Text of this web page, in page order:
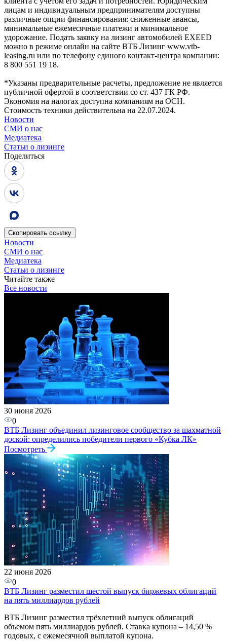
лицам и индивидуальным предпринимателям доступны
различные опции финансирования: сниженные авансы,
минимальные ежемесячные платежи и минимальное
удорожание. Подать заявку на лизинг автомобилей EXEED
можно в режиме онлайн на сайте ВТБ Лизинг www.vtb-
leasing.ru или по телефону единого контакт-центра компании:
8 800 551 19 18.
*Указаны предварительные расчеты, предложение не является
публичной офертой в соответствии со ст. 437 ГК РФ.
Экономия на налогах доступна компаниям на ОСН.
Стоимость техники действительна на 22.07.2024.
Новости
СМИ о нас
Медиатека
Статьи о лизинге
Поделиться
Скопировать ссылку
Новости
СМИ о нас
Медиатека
Статьи о лизинге
Читайте также
Все новости
30 июня 2026
0
ВТБ Лизинг объединил лизинговое сообщество за шахматной
доской: определились победители первого «Кубка ЛК»
Посмотреть
22 июня 2026
0
ВТБ Лизинг разместил шестой выпуск биржевых облигаций
на пять миллиардов рублей
ВТБ Лизинг разместил трёхлетний выпуск облигаций
объемом пять миллиардов рублей. Ставка купона – 14,50 %
годовых, с ежемесячной выплатой купона.